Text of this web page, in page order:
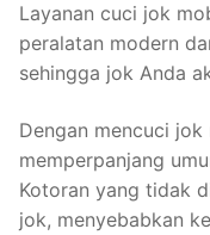
Layanan cuci jok
peralatan modern
sehingga jok Anda
Dengan mencuci
memperpanjang
Kotoran yang tidak
jok, menyebabkan